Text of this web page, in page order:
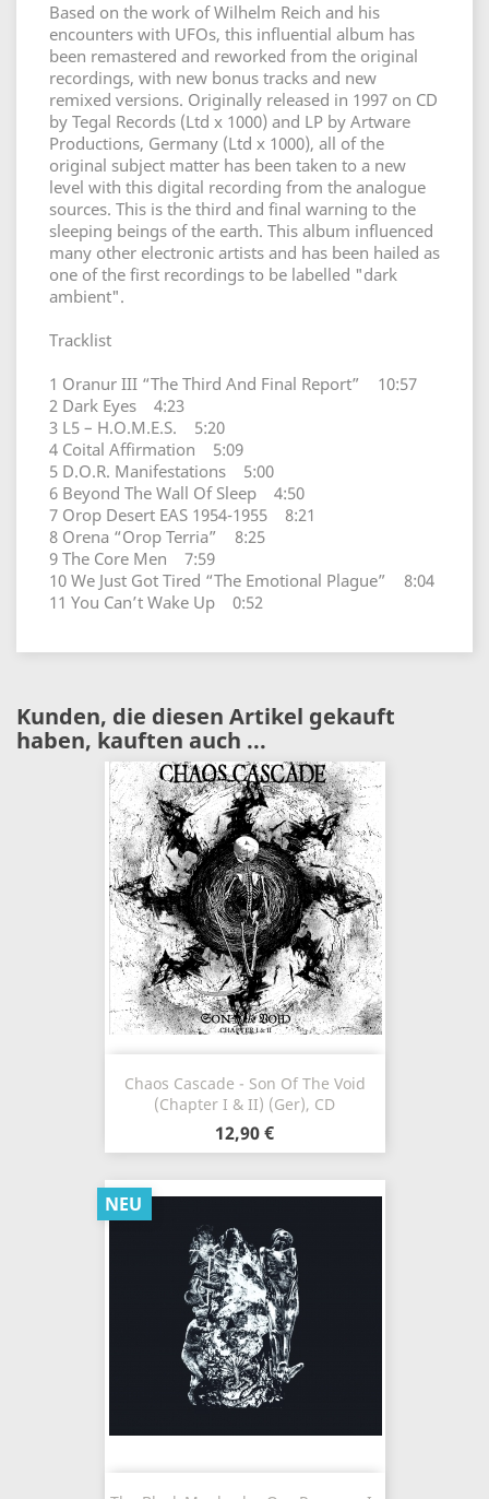
Based on the work of Wilhelm Reich and his
encounters with UFOs, this influential album has
been remastered and reworked from the original
recordings, with new bonus tracks and new
remixed versions. Originally released in 1997 on CD
by Tegal Records (Ltd x 1000) and LP by Artware
Productions, Germany (Ltd x 1000), all of the
original subject matter has been taken to a new
level with this digital recording from the analogue
sources. This is the third and final warning to the
sleeping beings of the earth. This album influenced
many other electronic artists and has been hailed as
one of the first recordings to be labelled "dark
ambient".
Tracklist
1 Oranur III “The Third And Final Report” 10:57
2 Dark Eyes 4:23
3 L5 – H.O.M.E.S. 5:20
4 Coital Affirmation 5:09
5 D.O.R. Manifestations 5:00
6 Beyond The Wall Of Sleep 4:50
7 Orop Desert EAS 1954-1955 8:21
8 Orena “Orop Terria” 8:25
9 The Core Men 7:59
10 We Just Got Tired “The Emotional Plague” 8:04
11 You Can’t Wake Up 0:52
Kunden, die diesen Artikel gekauft
haben, kauften auch ...
Chaos Cascade - Son Of The Void
(Chapter I & II) (Ger), CD
12,90 €
NEU